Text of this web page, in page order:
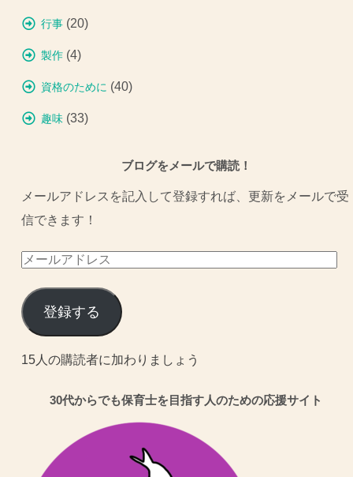
行事 (20)
製作 (4)
資格のために (40)
趣味 (33)
ブログをメールで購読！
メールアドレスを記入して登録すれば、更新をメールで受
信できます！
メ
ル
ア
ド
登録する
15人の購読者に加わりましょう
30代からでも保育士を目指す人のための応援サイト